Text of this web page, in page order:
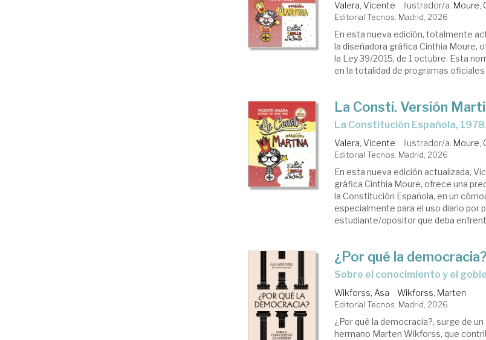
Valera, Vicente Ilustrador/a. Moure,
Editorial Tecnos. Madrid, 2026
En esta nueva edición, totalmente
la diseñadora gráfica Cinthia Moure,
la Ley 39/2015, de 1 octubre. Esta
en la totalidad de programas
La Consti. Versión
La Constitución Española,
Valera, Vicente Ilustrador/a. Moure,
Editorial Tecnos. Madrid, 2026
En esta nueva edición actualizada,
gráfica Cinthia Moure, ofrece una
la Constitución Española, en un
especialmente para el uso diario por
estudiante/opositor que deba
¿Por qué la democracia?
Sobre el conocimiento y el
Wikforss, Asa Wikforss, Marten
Editorial Tecnos. Madrid, 2026
¿Por qué la democracia?, surge de
hermano Marten Wikforss, que